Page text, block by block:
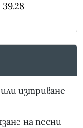
39.28
изтриване
на песни